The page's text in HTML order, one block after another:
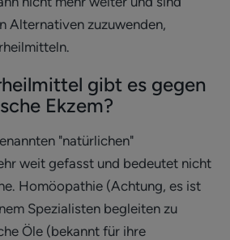
Alternativen zuzuwenden,
gibt es gegen
Ekzem?
"natürlichen"
weit gefasst und bedeutet nicht
Homöopathie (Achtung, es ist
Spezialisten begleiten zu
Öle (bekannt für ihre